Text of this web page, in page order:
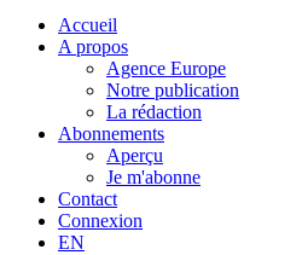
Accueil
A propos
Agence Europe
Notre publication
La rédaction
Abonnements
Aperçu
Je m'abonne
Contact
Connexion
EN